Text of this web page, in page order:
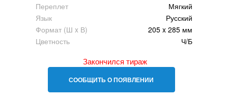
Переплет
Мягкий
Язык
Русский
Формат (Ш x В)
205 x 285 мм
Цветность
Ч/Б
Закончился тираж
СООБЩИТЬ О ПОЯВЛЕНИИ